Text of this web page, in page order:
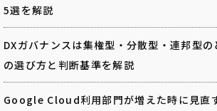
5選を解説
DXガバナンスは集権型・分散型・連邦型
の選び方と判断基準を解説
Google Cloud利用部門が増えた時に見直